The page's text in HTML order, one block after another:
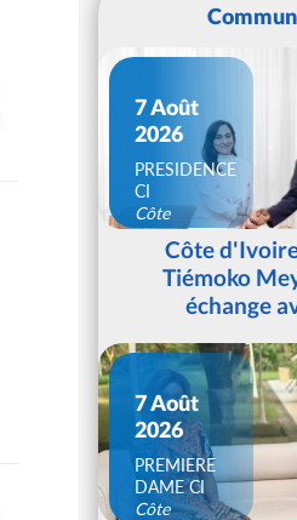
7 Août
2026
PRESIDENCE
CI
Côte
d'IvoireCôte
Tiémoko
échange
7 Août
2026
PREMIERE
DAME CI
Côte